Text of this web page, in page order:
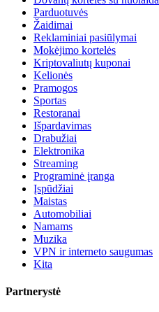
Parduotuvės
Žaidimai
Reklaminiai pasiūlymai
Mokėjimo kortelės
Kriptovaliutų kuponai
Kelionės
Pramogos
Sportas
Restoranai
Išpardavimas
Drabužiai
Elektronika
Streaming
Programinė įranga
Įspūdžiai
Maistas
Automobiliai
Namams
Muzika
VPN ir interneto saugumas
Kita
Partnerystė